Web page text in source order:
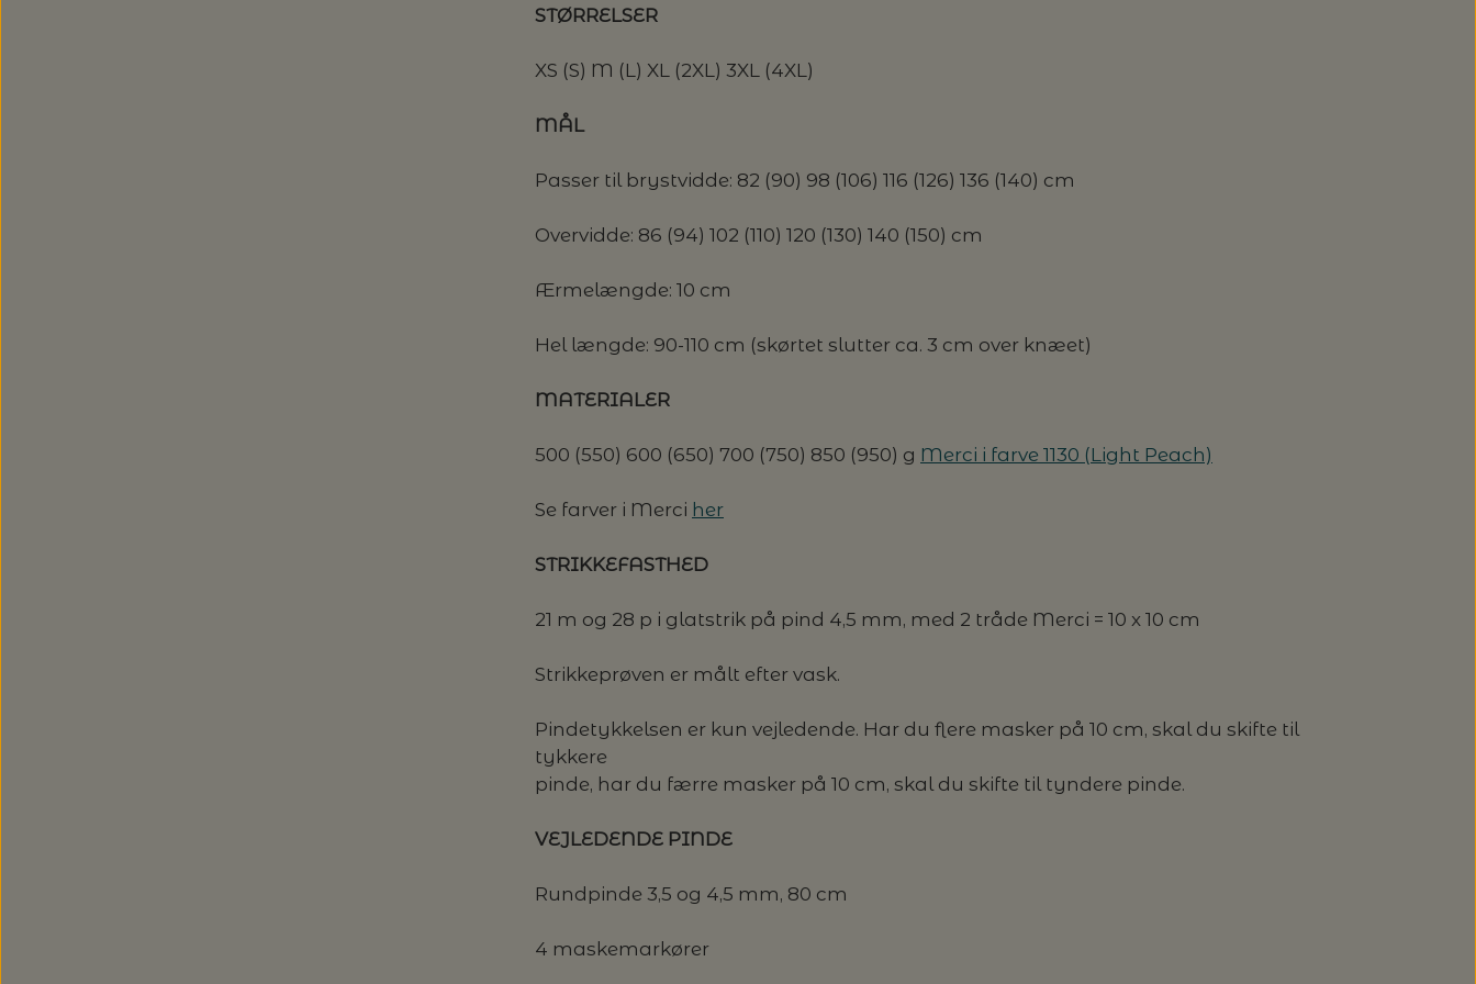
SONETT – ØKOLOGISK SÆBE OG MILJØVENLIGE VASKEMIDLER
STØRRELSER
XS (S) M (L) XL (2XL) 3XL (4XL)
MÅL
Passer til brystvidde: 82 (90) 98 (106) 116 (126) 136 (140) cm
Overvidde: 86 (94) 102 (110) 120 (130) 140 (150) cm
Ærmelængde: 10 cm
Hel længde: 90-110 cm (skørtet slutter ca. 3 cm over knæet)
MATERIALER
500 (550) 600 (650) 700 (750) 850 (950) g Merci i farve 1130 (Light Peach)
Se farver i Merci her
STRIKKEFASTHED
21 m og 28 p i glatstrik på pind 4,5 mm, med 2 tråde Merci = 10 x 10 cm
Strikkeprøven er målt efter vask.
Pindetykkelsen er kun vejledende. Har du flere masker på 10 cm, skal du skifte til
tykkere
pinde, har du færre masker på 10 cm, skal du skifte til tyndere pinde.
VEJLEDENDE PINDE
Rundpinde 3,5 og 4,5 mm, 80 cm
4 maskemarkører